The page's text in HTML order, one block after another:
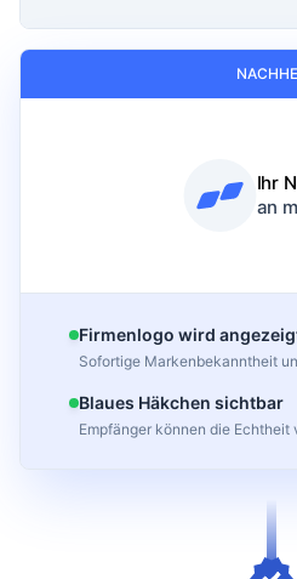
Ihr
an
Firmenlogo wird
Sofortige Markenbekanntheit
Blaues Häkchen sichtbar
Empfänger können die